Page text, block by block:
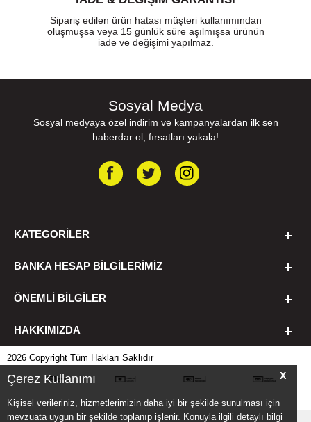
X
Çerez Kullanımı
Kişisel verileriniz, hizmetlerimizin daha iyi bir şekilde sunulması için
mevzuata uygun bir şekilde toplanıp işlenir. Konuyla ilgili detaylı bilgi
Sipariş edilen ürün hatası müşteri kullanımından
oluşmuşsa veya 15 günlük süre aşılmışsa ürünün
iade ve değişimi yapılmaz.
Sosyal Medya
Sosyal medyaya özel indirim ve kampanyalardan ilk sen
haberdar ol, fırsatları yakala!
KATEGORILER
BANKA HESAP BILGILERIMIZ
ÖNEMLI BILGILER
HAKKIMIZDA
2026 Copyright Tüm Hakları Saklıdır